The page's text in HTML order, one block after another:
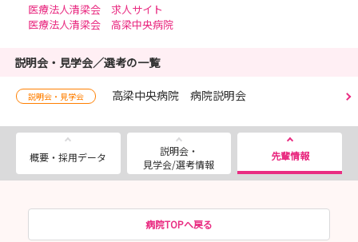
医療法人清梁会 求人サイト
医療法人清梁会 高梁中央病院
説明会・見学会／選考の一覧
説明会・見学会 高梁中央病院 病院説明会
概要・採用データ
説明会・
見学会/選考情報
先輩情報
病院TOPへ戻る